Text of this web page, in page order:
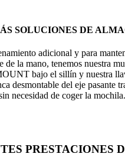
SOLUCIONES DE
adicional y para
de la mano, tenemos nuestra
bajo el sillín y nuestra
desmontable del eje pasante
necesidad de coger la mochila.
PRESTACIONES